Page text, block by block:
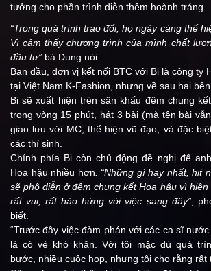
tưởng cho phần trình diễn thêm hoành tráng.
“Trong quá trình trao đổi, họ ngày càng thể
Vì cảm thấy chương trình của mình chất
đầu tư” bà Dung nói.
Ban đầu, đơn vị kết nối BTC với Bi là công ty
tại Việt Nam K-Fashion, nhưng về sau hai
Bi sẽ xuất hiện trên sân khấu đêm chung
trong vòng 15 phút, hát 3 bài (mà tên bài
giao lưu với MC, thể hiện vũ đạo, và đặc
các thí sinh.
Chính phía Bi còn chủ động đề nghị để
Hoa hậu nhiều hơn . “Những gì hay nhất, hit
sẽ phô diễn ở đêm chung kết Hoa hậu vì
rất vui, rất hào hứng với việc sang đây”,
biết.
“Trước đây việc đàm phán với các ca sĩ
là có vẻ khó khăn. Với tôi mặc dù quá
bước, nhiều cuộc họp, nhưng tôi cho rằng rất